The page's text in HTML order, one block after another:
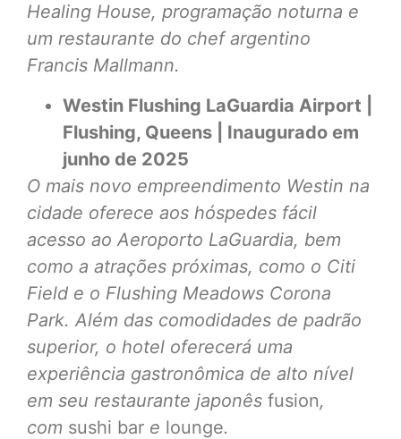
Healing House, programação noturna e
um restaurante do chef argentino
Francis Mallmann.
Westin Flushing LaGuardia Airport |
Flushing, Queens | Inaugurado em
junho de 2025
O mais novo empreendimento Westin na
cidade oferece aos hóspedes fácil
acesso ao Aeroporto LaGuardia, bem
como a atrações próximas, como o Citi
Field e o Flushing Meadows Corona
Park. Além das comodidades de padrão
superior, o hotel oferecerá uma
experiência gastronômica de alto nível
em seu restaurante japonês fusion,
com sushi bar e lounge.